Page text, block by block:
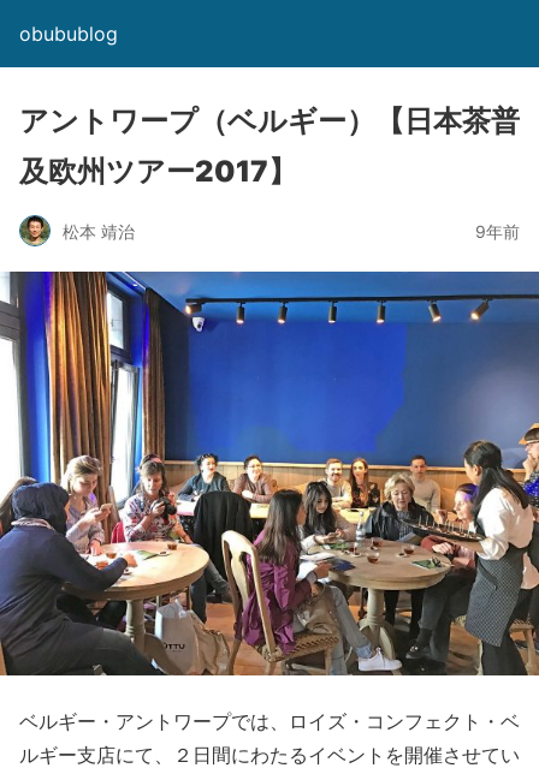
obubublog
アントワープ（ベルギー）【日本茶普
及欧州ツアー2017】
松本 靖治 9年前
ベルギー・アントワープでは、ロイズ・コンフェクト・ベ
ルギー支店にて、２日間にわたるイベントを開催させてい